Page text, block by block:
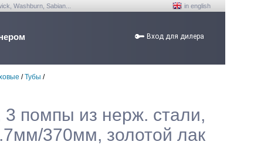
Washburn, Sabian... in english
Вход для дилера
/Тубы /
3 помпы из нерж. стали,
370мм, золотой лак